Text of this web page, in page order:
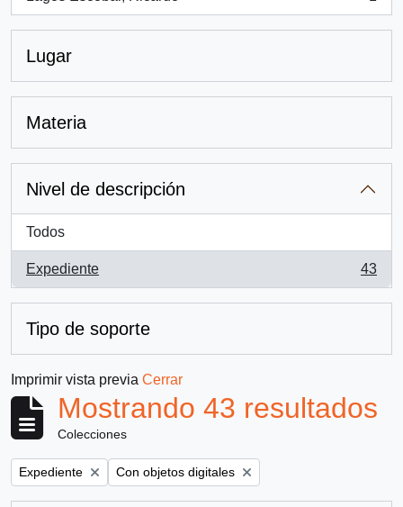
, 1 resultados
Lugar
Materia
Nivel de descripción
Todos
Expediente
, 43 resultados
43
Tipo de soporte
Imprimir vista previa Cerrar
Mostrando 43 resultados
Colecciones
Remove filter:
Expediente Remove filter:
Con objetos digitales